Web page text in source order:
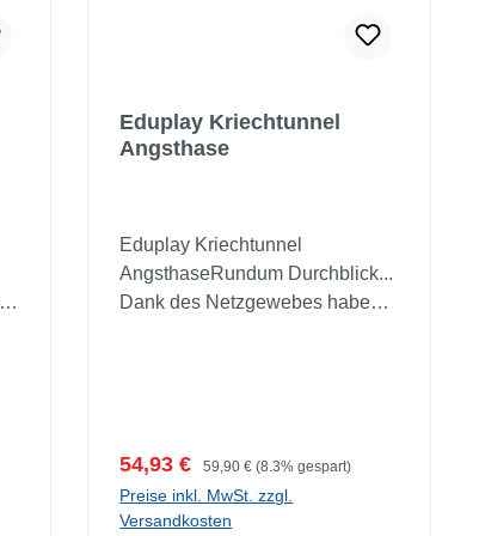
Eduplay Kriechtunnel
Angsthase
Eduplay Kriechtunnel
AngsthaseRundum Durchblick...
Dank des Netzgewebes haben
das Netzgewebe im Freien bei
wärmeren Temperaturen für gute
Durchlüftung. Zur
Verkaufspreis:
54,93 € Regulärer Preis:
59,90 € (8.3% gespart)
Preise inkl. MwSt. zzgl.
Versandkosten